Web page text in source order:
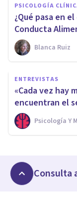
PSICOLOGÍA
¿Qué pasa en
Conducta
Blanca Ruiz
ENTREVISTAS
«Cada vez hay
encuentran el
Psicología Y
Consulta